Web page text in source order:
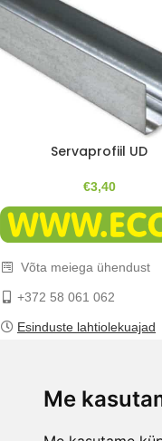
Me
Servaprofiil UD
€3,40
Võta meiega ühendust
+372 58 061 062
Esinduste lahtiolekuajad
ECOPOOD.EE
Privaatsuspoliitika